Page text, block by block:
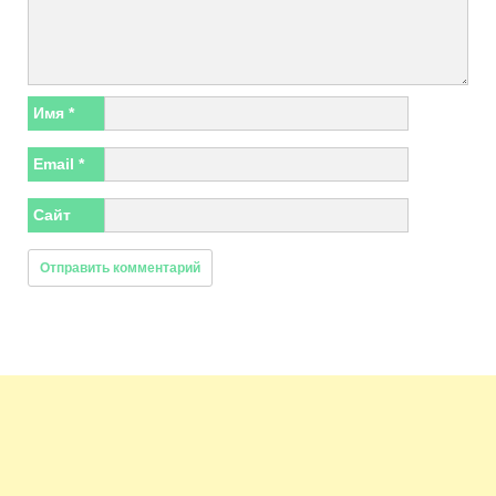
Имя *
Email *
Сайт